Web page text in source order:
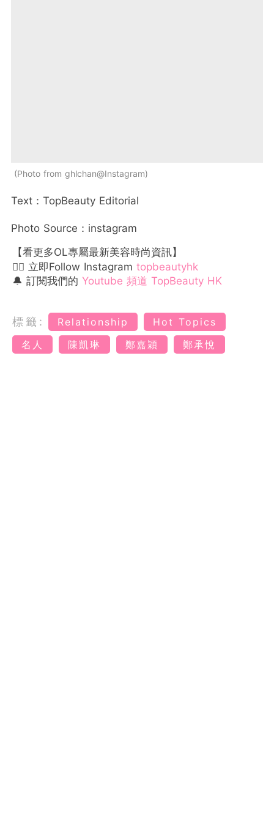
Photo from ghlchan@Instagram
Text：TopBeauty Editorial
Photo Source：instagram
【看更多OL專屬最新美容時尚資訊】
👉🏻 立即Follow Instagram topbeautyhk
🔔 訂閱我們的 Youtube 頻道 TopBeauty HK
標籤: Relationship
Hot Topics
名人
陳凱琳 鄭嘉穎 鄭承悅